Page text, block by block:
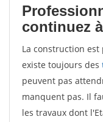
continuez
La construction
existe toujours des
peuvent pas
manquent pas. Il
les travaux dont